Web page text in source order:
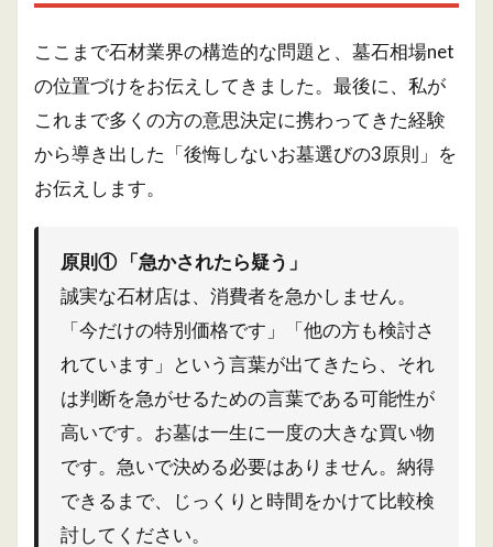
ここまで石材業界の構造的な問題と、墓石相場net
の位置づけをお伝えしてきました。最後に、私が
これまで多くの方の意思決定に携わってきた経験
から導き出した「後悔しないお墓選びの3原則」を
お伝えします。
原則① 「急かされたら疑う」
誠実な石材店は、消費者を急かしません。
「今だけの特別価格です」「他の方も検討さ
れています」という言葉が出てきたら、それ
は判断を急がせるための言葉である可能性が
高いです。お墓は一生に一度の大きな買い物
です。急いで決める必要はありません。納得
できるまで、じっくりと時間をかけて比較検
討してください。